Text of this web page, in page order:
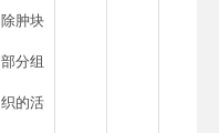
除肿块
部分组
织的活